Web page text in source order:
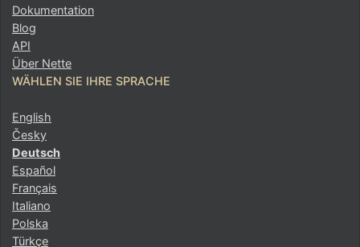
Dokumentation
Blog
API
Über Nette
WÄHLEN SIE IHRE SPRACHE
English
Česky
Deutsch
Español
Français
Italiano
Polska
Türkçe